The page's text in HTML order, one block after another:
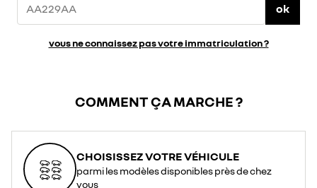
ok
vous ne connaissez pas votre immatriculation ?
COMMENT ÇA MARCHE ?
CHOISISSEZ VOTRE VÉHICULE
parmi les modèles disponibles près de chez
vous